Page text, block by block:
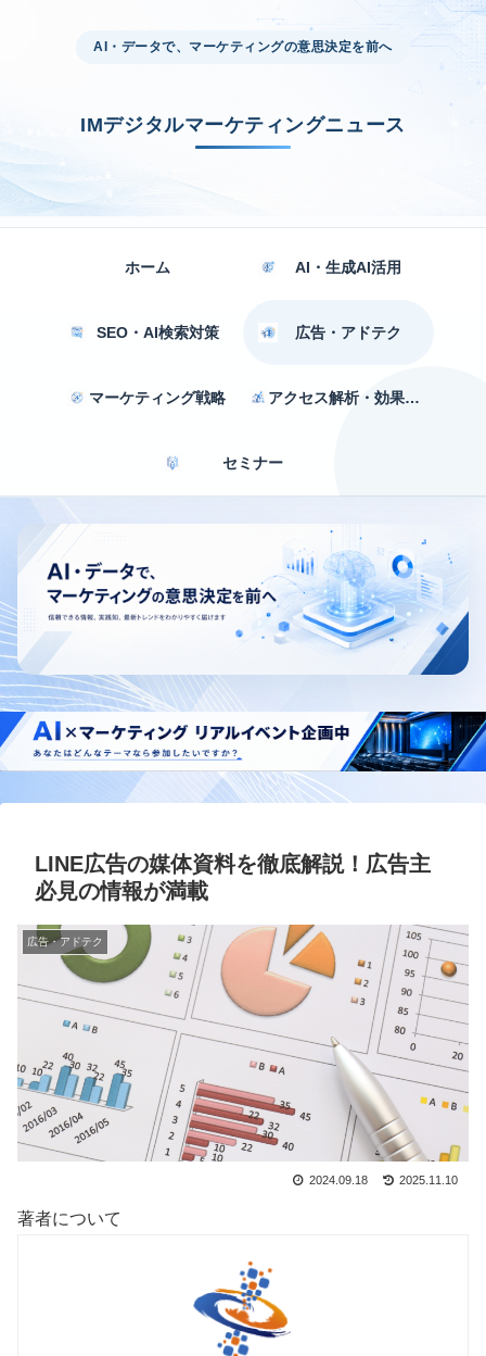
AI・データで、マーケティングの意思決定を前へ
IMデジタルマーケティングニュース
ホーム AI・生成AI活用
SEO・AI検索対策 広告・アドテク
マーケティング戦略 アクセス解析・効果測定
セミナー
LINE広告の媒体資料を徹底解説！広告主
必見の情報が満載
広告・アドテク
2024.09.18 2025.11.10
著者について